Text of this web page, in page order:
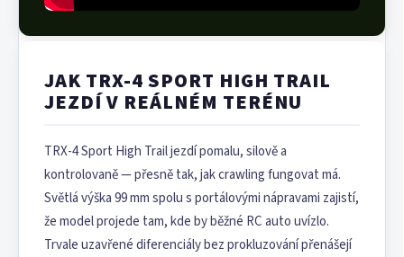
JAK TRX-4 SPORT HIGH TRAIL
JEZDÍ V REÁLNÉM TERÉNU
TRX-4 Sport High Trail jezdí pomalu, silově a
kontrolovaně — přesně tak, jak crawling fungovat má.
Světlá výška 99 mm spolu s portálovými nápravami zajistí,
že model projede tam, kde by běžné RC auto uvízlo.
Trvale uzavřené diferenciály bez prokluzování přenášejí